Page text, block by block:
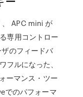
、 APC mini が
専用コントロー
のフィードバ
フルになった、
ーマンス・ツー
でのパフォーマ